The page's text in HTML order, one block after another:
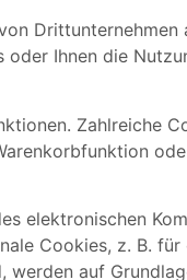
oder Ihnen die
Zahlreiche
elektronischen
Cookies, z. B.
auf